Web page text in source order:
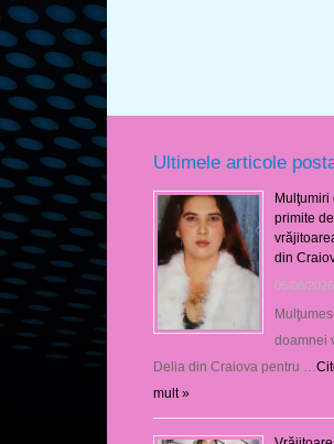
Ultimele articole
Mulţumiri
primite de
din
06/08/2026
doamnei
Delia din Craiova pentru …
mult »